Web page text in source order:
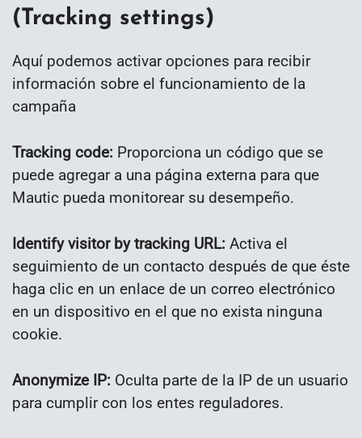
(Tracking settings)
Aquí podemos activar opciones para recibir
información sobre el funcionamiento de la
campaña
Tracking code: Proporciona un código que se
puede agregar a una página externa para que
Mautic pueda monitorear su desempeño.
Identify visitor by tracking URL: Activa el
seguimiento de un contacto después de que éste
haga clic en un enlace de un correo electrónico
en un dispositivo en el que no exista ninguna
cookie.
Anonymize IP: Oculta parte de la IP de un usuario
para cumplir con los entes reguladores.